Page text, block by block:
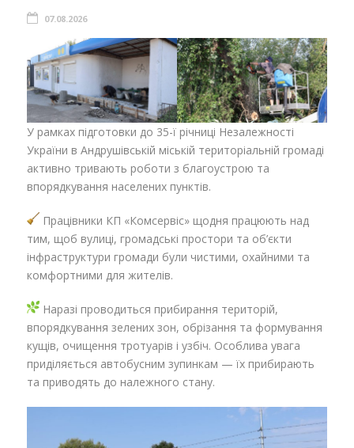
07.08.2026
У рамках підготовки до 35-ї річниці Незалежності
України в Андрушівській міській територіальній громаді
активно тривають роботи з благоустрою та
впорядкування населених пунктів.
Працівники КП «Комсервіс» щодня працюють над
тим, щоб вулиці, громадські простори та об’єкти
інфраструктури громади були чистими, охайними та
комфортними для жителів.
Наразі проводиться прибирання територій,
впорядкування зелених зон, обрізання та формування
кущів, очищення тротуарів і узбіч. Особлива увага
приділяється автобусним зупинкам — їх прибирають
та приводять до належного стану.